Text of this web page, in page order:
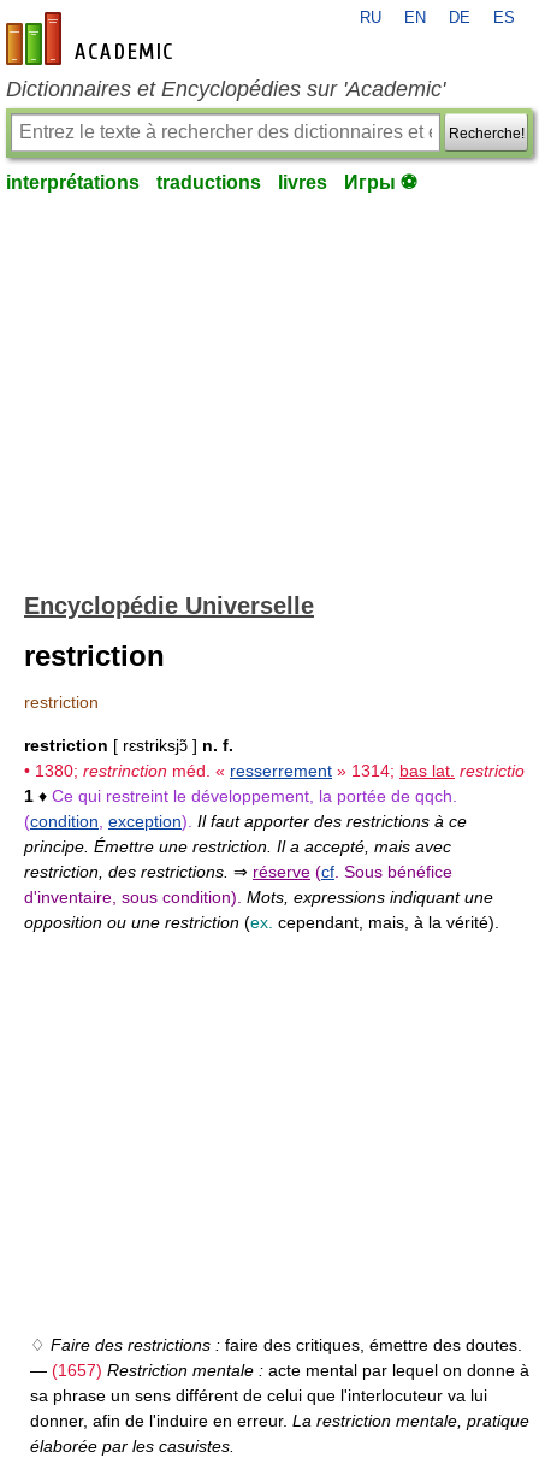
fr-academic.com
RU EN DE ES
Dictionnaires et Encyclopédies sur 'Academic'
Recherche!
interprétations traductions livres Игры ⚽
Encyclopédie Universelle
restriction
restriction
restriction [ rɛstriksjɔ̃ ] n. f.
• 1380; restrinction méd. « resserrement » 1314; bas lat. restrictio
1 ♦ Ce qui restreint le développement, la portée de qqch.
(condition exception). Il faut apporter des restrictions à ce
principe. Émettre une restriction. Il a accepté, mais avec
restriction, des restrictions. ⇒ réserve (cf . Sous bénéfice
d'inventaire, sous condition). Mots, expressions indiquant une
opposition ou une restriction (ex. cependant, mais, à la vérité).
♢ Faire des restrictions : faire des critiques, émettre des doutes.
— (1657) Restriction mentale : acte mental par lequel on donne à
sa phrase un sens différent de celui que l'interlocuteur va lui
donner, afin de l'induire en erreur. La restriction mentale, pratique
élaborée par les casuistes.